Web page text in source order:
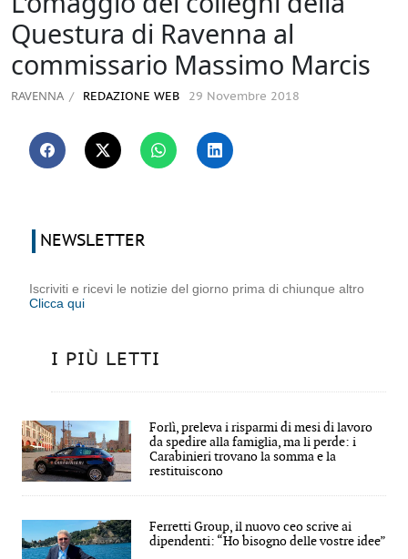
Questura di Ravenna al
commissario Massimo Marcis
RAVENNA REDAZIONE WEB 29 Novembre 2018
NEWSLETTER
Iscriviti e ricevi le notizie del giorno prima di chiunque altro
Clicca qui
I PIÙ LETTI
Forlì, preleva i risparmi di mesi di lavoro
da spedire alla famiglia, ma li perde: i
Carabinieri trovano la somma e la
restituiscono
Ferretti Group, il nuovo ceo scrive ai
dipendenti: “Ho bisogno delle vostre idee”